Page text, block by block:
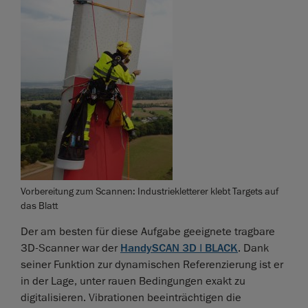
Vorbereitung zum Scannen: Industriekletterer klebt Targets auf
das Blatt
Der am besten für diese Aufgabe geeignete tragbare
3D-Scanner war der HandySCAN 3D | BLACK. Dank
seiner Funktion zur dynamischen Referenzierung ist er
in der Lage, unter rauen Bedingungen exakt zu
digitalisieren. Vibrationen beeinträchtigen die